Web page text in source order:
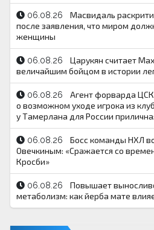
06.08.26
Масвидаль
после заявления, что миром
женщины
06.08.26
Царукян считает
величайшим бойцом в истории
06.08.26
Агент форварда
о возможном уходе игрока из
у Тамерлана для России
06.08.26
Босс команды НХЛ
Овечкиным: «Сражается со
Кросби»
06.08.26
Повышает
метаболизм: как йерба мате